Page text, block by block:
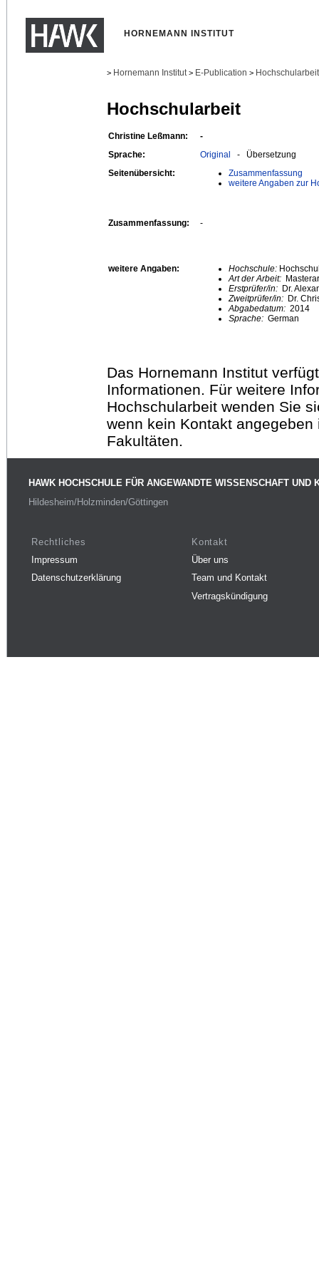
HORNEMANN INSTITUT
> Hornemann Institut > E-Publication >
Hochschularbeit
Christine Leßmann:
-
Sprache:
Original - Übersetzung
Seitenübersicht:
Zusammenfassung
weitere Angaben zur
Zusammenfassung: -
weitere Angaben: Hochschule:
Art der Arbeit:
Erstprüfer/in: Dr.
Zweitprüfer/in: Dr.
Abgabedatum: 2014
Sprache: German
Das Hornemann Institut
Informationen. Für weitere
Hochschularbeit wenden Sie
wenn kein Kontakt
Fakultäten.
HAWK HOCHSCHULE FÜR ANGEWANDTE WISSENSCHAFT UND
Hildesheim/Holzminden/Göttingen
Rechtliches
Impressum
Datenschutzerklärung
Kontakt
Über uns
Team und Kontakt
Vertragskündigung